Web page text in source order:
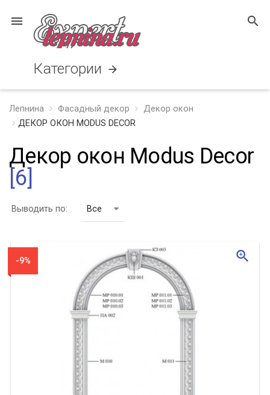
menu search
Категории arrow_forward
Лепнина Фасадный декор
Декор окон
ДЕКОР ОКОН MODUS DECOR
Декор окон Modus Decor
[6]
Выводить по: Все
-9% zoom_in